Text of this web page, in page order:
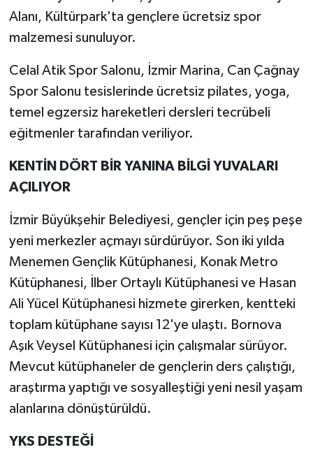
Alanı, Kültürpark'ta gençlere ücretsiz spor
malzemesi sunuluyor.
Celal Atik Spor Salonu, İzmir Marina, Can Çağnay
Spor Salonu tesislerinde ücretsiz pilates, yoga,
temel egzersiz hareketleri dersleri tecrübeli
eğitmenler tarafından veriliyor.
KENTİN DÖRT BİR YANINA BİLGİ YUVALARI
AÇILIYOR
İzmir Büyükşehir Belediyesi, gençler için peş peşe
yeni merkezler açmayı sürdürüyor. Son iki yılda
Menemen Gençlik Kütüphanesi, Konak Metro
Kütüphanesi, İlber Ortaylı Kütüphanesi ve Hasan
Ali Yücel Kütüphanesi hizmete girerken, kentteki
toplam kütüphane sayısı 12'ye ulaştı. Bornova
Aşık Veysel Kütüphanesi için çalışmalar sürüyor.
Mevcut kütüphaneler de gençlerin ders çalıştığı,
araştırma yaptığı ve sosyalleştiği yeni nesil yaşam
alanlarına dönüştürüldü.
YKS DESTEĞİ